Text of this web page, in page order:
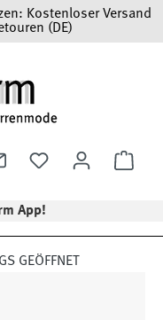
Kostenloser Versand
(DE)
App!
GEÖFFNET